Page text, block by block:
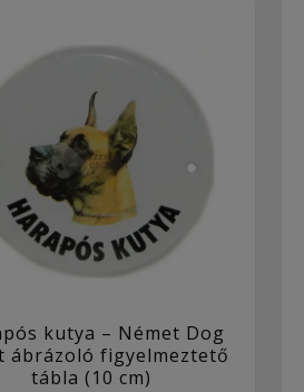
kutya – Német Dog
ábrázoló figyelmeztető
tábla (10 cm)